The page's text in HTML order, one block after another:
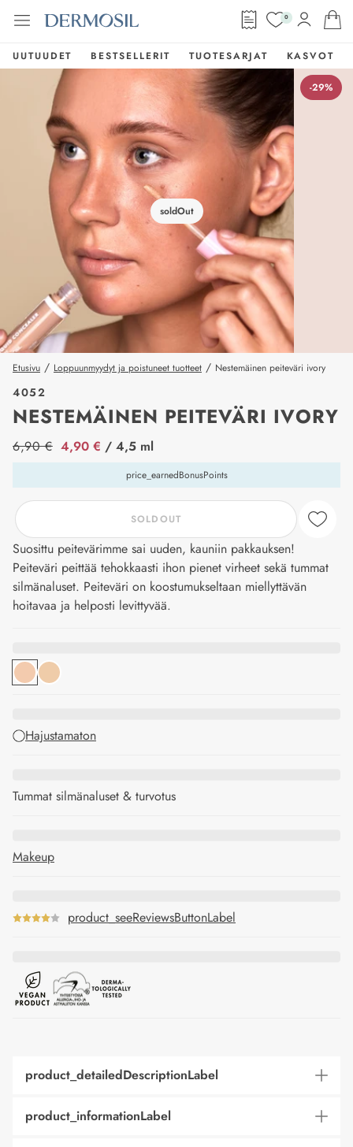
0
UUTUUDET BESTSELLERIT TUOTESARJAT KASVOT
soldOut
-29%
Etusivu / Loppuunmyydyt ja poistuneet tuotteet / Nestemäinen peiteväri ivory
4052
NESTEMÄINEN PEITEVÄRI IVORY
price_label
6,90 € 4,90 € / 4,5 ml
price_earnedBonusPoints
SOLDOUT
Suosittu peitevärimme sai uuden, kauniin pakkauksen!
Peiteväri peittää tehokkaasti ihon pienet virheet sekä tummat
silmänaluset. Peiteväri on koostumukseltaan miellyttävän
hoitavaa ja helposti levittyvää.
Hajustamaton
Tummat silmänaluset & turvotus
Makeup
product_seeReviewsButtonLabel
product_detailedDescriptionLabel
product_informationLabel